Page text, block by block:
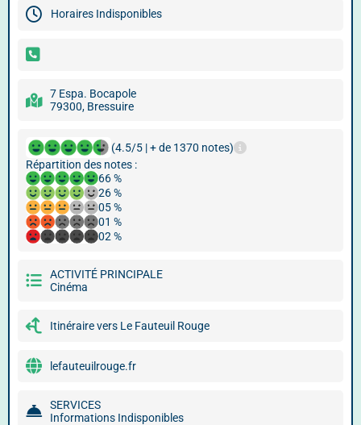
Horaires Indisponibles
7 Espa. Bocapole
79300, Bressuire
(4.5/5 | + de 1370 notes)
Répartition des notes :
66 %
26 %
05 %
01 %
02 %
ACTIVITÉ PRINCIPALE
Cinéma
Itinéraire vers Le Fauteuil Rouge
lefauteuilrouge.fr
SERVICES
Informations Indisponibles